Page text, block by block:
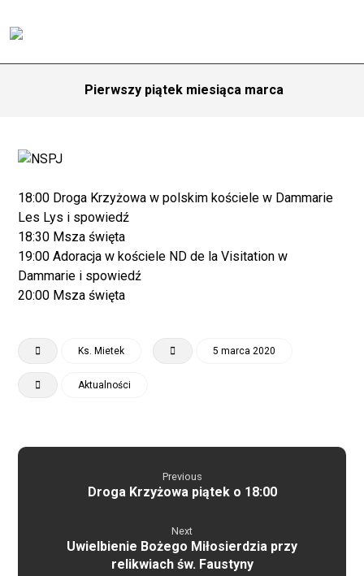
Pierwszy piątek miesiąca marca
18:00 Droga Krzyżowa w polskim kościele w Dammarie
Les Lys i spowiedź
18:30 Msza święta
19:00 Adoracja w kościele ND de la Visitation w
Dammarie i spowiedź
20:00 Msza święta
Ks. Mietek 5 marca 2020
Aktualności
Previous
Droga Krzyżowa piątek o 18:00
Next
Uwielbienie Bożego Miłosierdzia przy
relikwiach św. Faustyny